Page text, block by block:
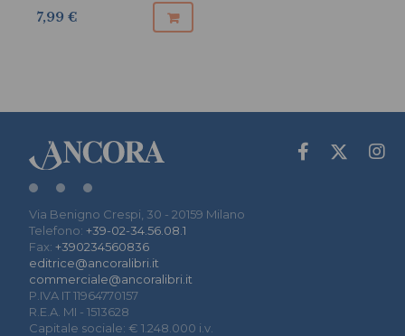
7,99 €
Via Benigno Crespi, 30 - 20159 Milano
Telefono: +39-02-34.56.08.1
Fax: +390234560836
editrice@ancoralibri.it
commerciale@ancoralibri.it
P.IVA IT 11964770157
R.E.A. MI - 1513628
Capitale sociale: € 1.248.000 i.v.